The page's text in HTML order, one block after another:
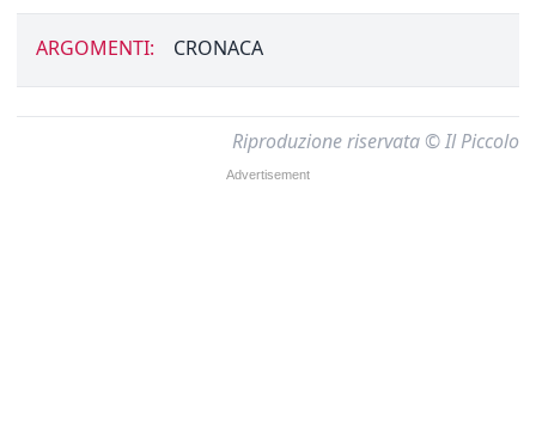
ARGOMENTI: CRONACA
Riproduzione riservata © Il Piccolo